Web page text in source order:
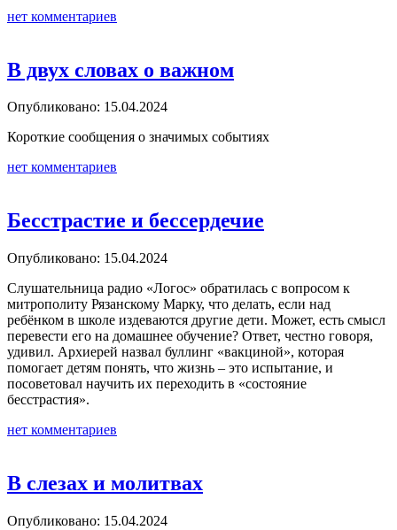
нет комментариев
В двух словах о важном
Опубликовано: 15.04.2024
Короткие сообщения о значимых событиях
нет комментариев
Бесстрастие и бессердечие
Опубликовано: 15.04.2024
Слушательница радио «Логос» обратилась с вопросом к
митрополиту Рязанскому Марку, что делать, если над
ребёнком в школе издеваются другие дети. Может, есть смысл
перевести его на домашнее обучение? Ответ, честно говоря,
удивил. Архиерей назвал буллинг «вакциной», которая
помогает детям понять, что жизнь – это испытание, и
посоветовал научить их переходить в «состояние
бесстрастия».
нет комментариев
В слезах и молитвах
Опубликовано: 15.04.2024